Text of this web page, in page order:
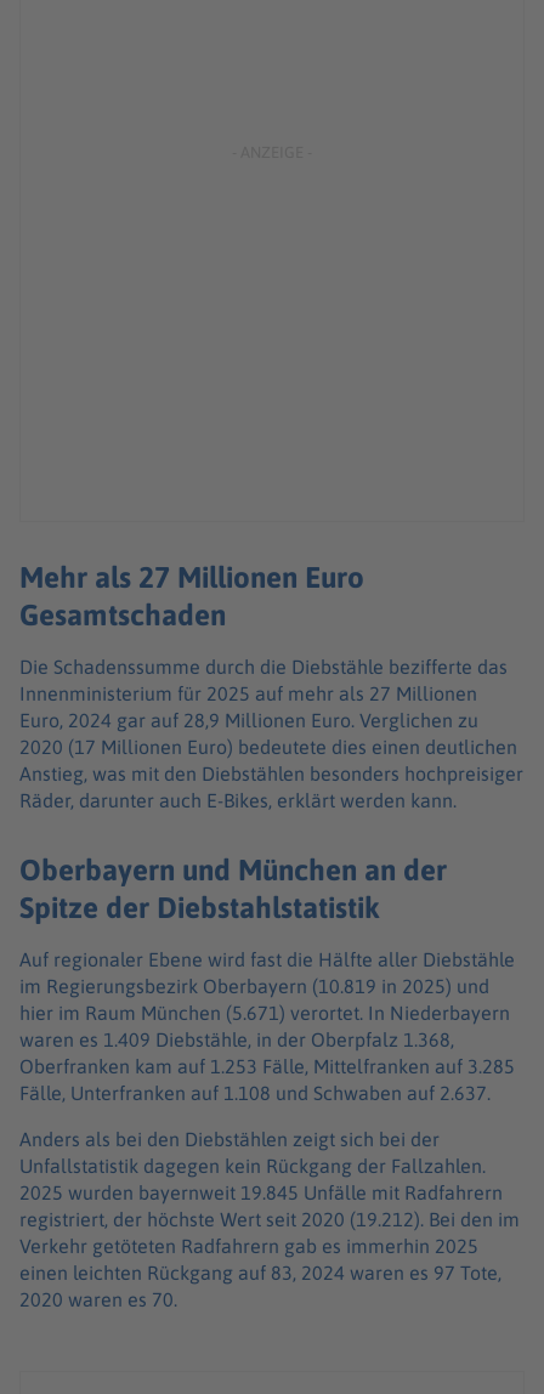
Mehr als 27 Millionen Euro
Gesamtschaden
Die Schadenssumme durch die Diebstähle bezifferte das
Innenministerium für 2025 auf mehr als 27 Millionen
Euro, 2024 gar auf 28,9 Millionen Euro. Verglichen zu
2020 (17 Millionen Euro) bedeutete dies einen deutlichen
Anstieg, was mit den Diebstählen besonders hochpreisiger
Räder, darunter auch E-Bikes, erklärt werden kann.
Oberbayern und München an der
Spitze der Diebstahlstatistik
Auf regionaler Ebene wird fast die Hälfte aller Diebstähle
im Regierungsbezirk Oberbayern (10.819 in 2025) und
hier im Raum München (5.671) verortet. In Niederbayern
waren es 1.409 Diebstähle, in der Oberpfalz 1.368,
Oberfranken kam auf 1.253 Fälle, Mittelfranken auf 3.285
Fälle, Unterfranken auf 1.108 und Schwaben auf 2.637.
Anders als bei den Diebstählen zeigt sich bei der
Unfallstatistik dagegen kein Rückgang der Fallzahlen.
2025 wurden bayernweit 19.845 Unfälle mit Radfahrern
registriert, der höchste Wert seit 2020 (19.212). Bei den im
Verkehr getöteten Radfahrern gab es immerhin 2025
einen leichten Rückgang auf 83, 2024 waren es 97 Tote,
2020 waren es 70.